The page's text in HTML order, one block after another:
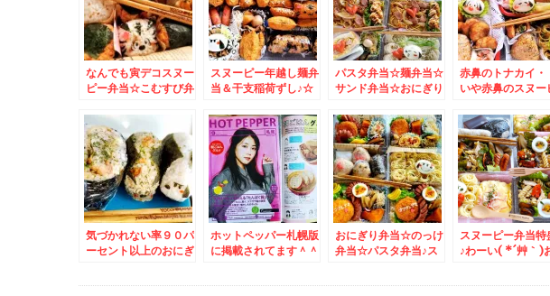
なんでも寅デコスヌー
ピー弁当☆こむすび弁
スヌーピー年越し麺弁
当＆干支稲荷ずし♪☆
パスタ弁当☆麺弁当☆
サンド弁当☆おにぎり
赤鼻のトナカイ・
いや赤鼻のスヌー
気づかれない率９０パ
ーセント以上のおにぎ
ホットペッパー札幌版
に掲載されてます＾＾
おにぎり弁当☆のっけ
弁当☆パスタ弁当♪ス
スヌーピー弁当特
♪わーい( *´艸｀)